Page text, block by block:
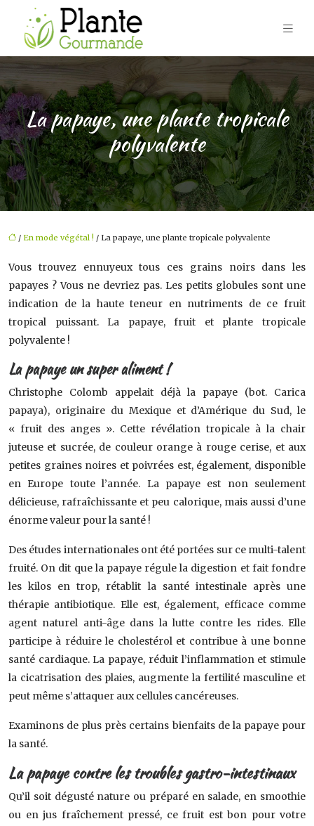
La papaye, une plante tropicale
polyvalente
/ En mode végétal ! / La papaye, une plante tropicale polyvalente
Vous trouvez ennuyeux tous ces grains noirs dans les
papayes ? Vous ne devriez pas. Les petits globules sont une
indication de la haute teneur en nutriments de ce fruit
tropical puissant. La papaye, fruit et plante tropicale
polyvalente !
La papaye un super aliment !
Christophe Colomb appelait déjà la papaye (bot. Carica
papaya), originaire du Mexique et d’Amérique du Sud, le
« fruit des anges ». Cette révélation tropicale à la chair
juteuse et sucrée, de couleur orange à rouge cerise, et aux
petites graines noires et poivrées est, également, disponible
en Europe toute l’année. La papaye est non seulement
délicieuse, rafraîchissante et peu calorique, mais aussi d’une
énorme valeur pour la santé !
Des études internationales ont été portées sur ce multi-talent
fruité. On dit que la papaye régule la digestion et fait fondre
les kilos en trop, rétablit la santé intestinale après une
thérapie antibiotique. Elle est, également, efficace comme
agent naturel anti-âge dans la lutte contre les rides. Elle
participe à réduire le cholestérol et contribue à une bonne
santé cardiaque. La papaye, réduit l’inflammation et stimule
la cicatrisation des plaies, augmente la fertilité masculine et
peut même s’attaquer aux cellules cancéreuses.
Examinons de plus près certains bienfaits de la papaye pour
la santé.
La papaye contre les troubles gastro-intestinaux
Qu’il soit dégusté nature ou préparé en salade, en smoothie
ou en jus fraîchement pressé, ce fruit est bon pour votre